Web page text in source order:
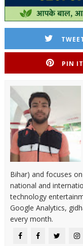
PIN IT
Bihar) and focuses
national and
technology
Google Analytics,
every month.